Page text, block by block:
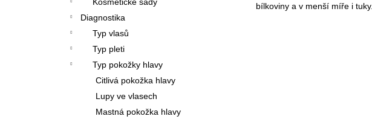
Diagnostika
Typ vlasů
Typ pleti
Typ pokožky hlavy
Citlivá pokožka hlavy
Lupy ve vlasech
Mastná pokožka hlavy
bílkoviny a v menší míře i tuky.